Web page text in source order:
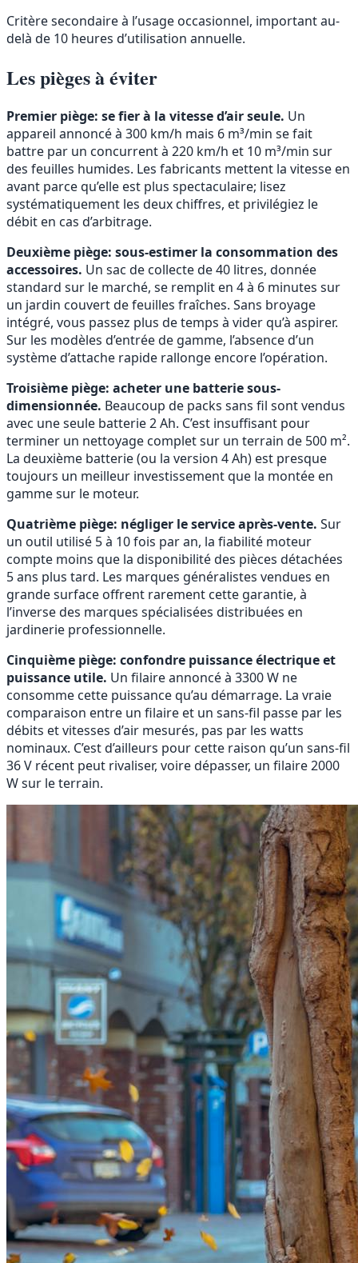
Critère secondaire à l’usage occasionnel, important au-
delà de 10 heures d’utilisation annuelle.
Les pièges à éviter
Premier piège: se fier à la vitesse d’air seule. Un
appareil annoncé à 300 km/h mais 6 m³/min se fait
battre par un concurrent à 220 km/h et 10 m³/min sur
des feuilles humides. Les fabricants mettent la vitesse en
avant parce qu’elle est plus spectaculaire; lisez
systématiquement les deux chiffres, et privilégiez le
débit en cas d’arbitrage.
Deuxième piège: sous-estimer la consommation des
accessoires. Un sac de collecte de 40 litres, donnée
standard sur le marché, se remplit en 4 à 6 minutes sur
un jardin couvert de feuilles fraîches. Sans broyage
intégré, vous passez plus de temps à vider qu’à aspirer.
Sur les modèles d’entrée de gamme, l’absence d’un
système d’attache rapide rallonge encore l’opération.
Troisième piège: acheter une batterie sous-
dimensionnée. Beaucoup de packs sans fil sont vendus
avec une seule batterie 2 Ah. C’est insuffisant pour
terminer un nettoyage complet sur un terrain de 500 m².
La deuxième batterie (ou la version 4 Ah) est presque
toujours un meilleur investissement que la montée en
gamme sur le moteur.
Quatrième piège: négliger le service après-vente. Sur
un outil utilisé 5 à 10 fois par an, la fiabilité moteur
compte moins que la disponibilité des pièces détachées
5 ans plus tard. Les marques généralistes vendues en
grande surface offrent rarement cette garantie, à
l’inverse des marques spécialisées distribuées en
jardinerie professionnelle.
Cinquième piège: confondre puissance électrique et
puissance utile. Un filaire annoncé à 3300 W ne
consomme cette puissance qu’au démarrage. La vraie
comparaison entre un filaire et un sans-fil passe par les
débits et vitesses d’air mesurés, pas par les watts
nominaux. C’est d’ailleurs pour cette raison qu’un sans-fil
36 V récent peut rivaliser, voire dépasser, un filaire 2000
W sur le terrain.